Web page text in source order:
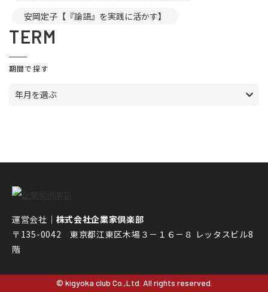
安岡定子【『論語』を実践に活かす】
TERM
期間で探す
年月を選ぶ
運営会社｜ 株式会社企業家倶楽部
〒135-0042 東京都江東区木場３－１６－８ レッタスビル8
階
© kigyoka club Co.,Ltd. All rights reserved.